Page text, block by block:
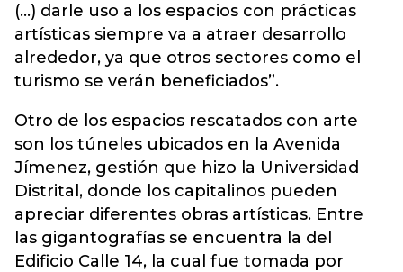
(...) darle uso a los espacios con prácticas
artísticas siempre va a atraer desarrollo
alrededor, ya que otros sectores como el
turismo se verán beneficiados”.
Otro de los espacios rescatados con arte
son los túneles ubicados en la Avenida
Jímenez, gestión que hizo la Universidad
Distrital, donde los capitalinos pueden
apreciar diferentes obras artísticas. Entre
las gigantografías se encuentra la del
Edificio Calle 14, la cual fue tomada por